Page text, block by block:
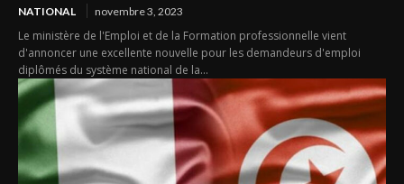
NATIONAL novembre 3, 2023
Le ministère de l'Emploi et de la Formation professionnelle vient
d'annoncer une excellente nouvelle pour les demandeurs d'emploi
diplômés du système national de la...